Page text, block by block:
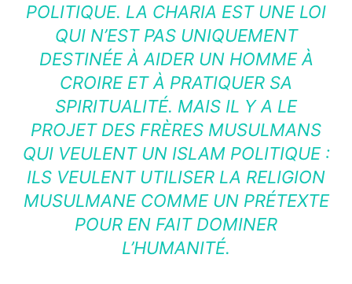
POLITIQUE. LA CHARIA EST UNE LOI
QUI N’EST PAS UNIQUEMENT
DESTINÉE À AIDER UN HOMME À
CROIRE ET À PRATIQUER SA
SPIRITUALITÉ. MAIS IL Y A LE
PROJET DES FRÈRES MUSULMANS
QUI VEULENT UN ISLAM POLITIQUE :
ILS VEULENT UTILISER LA RELIGION
MUSULMANE COMME UN PRÉTEXTE
POUR EN FAIT DOMINER
L’HUMANITÉ.